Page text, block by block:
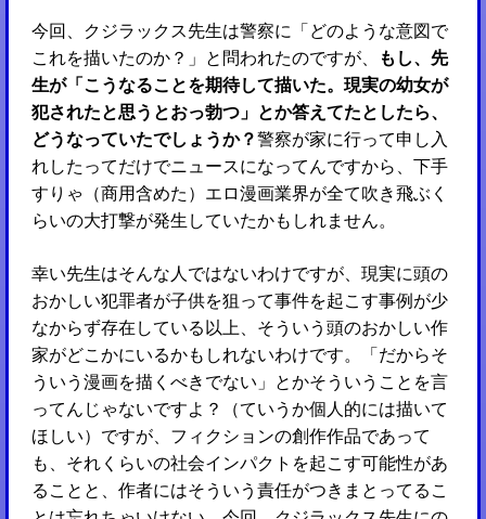
今回、クジラックス先生は警察に「どのような意図で
これを描いたのか？」と問われたのですが、
もし、先
生が「こうなることを期待して描いた。現実の幼女が
犯されたと思うとおっ勃つ」とか答えてたとしたら、
どうなっていたでしょうか？警察が家に行って申し入
れしたってだけでニュースになってんですから、下手
すりゃ（商用含めた）エロ漫画業界が全て吹き飛ぶく
らいの大打撃が発生していたかもしれません。
幸い先生はそんな人ではないわけですが、現実に頭の
おかしい犯罪者が子供を狙って事件を起こす事例が少
なからず存在している以上、そういう頭のおかしい作
家がどこかにいるかもしれないわけです。「だからそ
ういう漫画を描くべきでない」とかそういうことを言
ってんじゃないですよ？（ていうか個人的には描いて
ほしい）ですが、フィクションの創作作品であって
も、それくらいの社会インパクトを起こす可能性があ
ることと、作者にはそういう責任がつきまとってるこ